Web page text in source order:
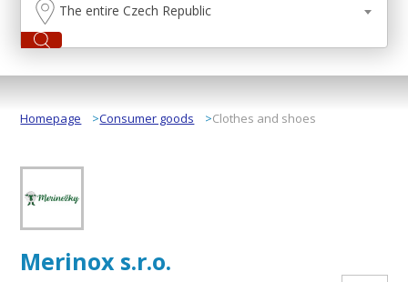
The entire Czech Republic
Homepage Consumer goods Clothes and shoes
Merinox s.r.o.